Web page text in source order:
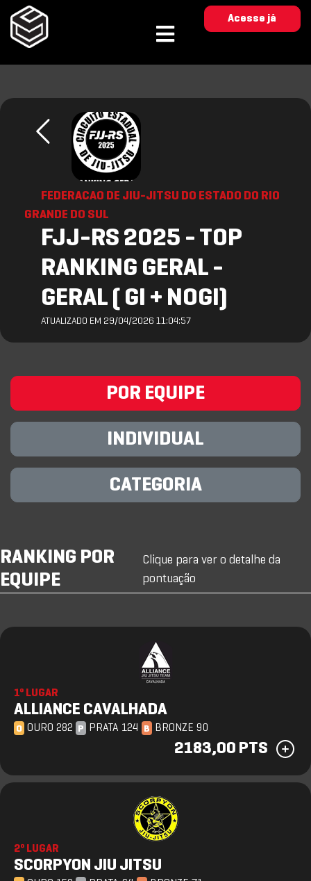
Acesse já
FEDERACAO DE JIU-JITSU DO ESTADO DO RIO
GRANDE DO SUL
FJJ-RS 2025 - TOP
RANKING GERAL -
GERAL ( GI + NOGI)
ATUALIZADO EM 29/04/2026 11:04:57
POR EQUIPE
INDIVIDUAL
CATEGORIA
RANKING POR
EQUIPE
Clique para ver o detalhe da
pontuação
1º LUGAR
ALLIANCE CAVALHADA
O OURO 282 P PRATA 124 B BRONZE 90
2183,00 PTS
2º LUGAR
SCORPYON JIU JITSU